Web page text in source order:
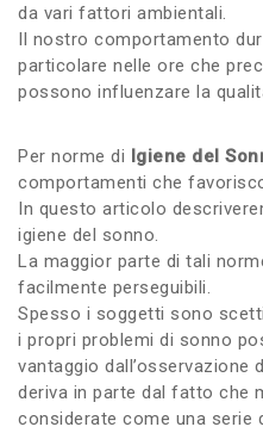
da vari fattori ambientali.
Il nostro comportamento
particolare nelle ore che
possono influenzare la
Per norme di Igiene del
comportamenti che
In questo articolo
igiene del sonno.
La maggior parte di tali
facilmente perseguibili.
Spesso i soggetti sono
i propri problemi di sonno
vantaggio dall’osservazione
deriva in parte dal fatto che
considerate come una serie